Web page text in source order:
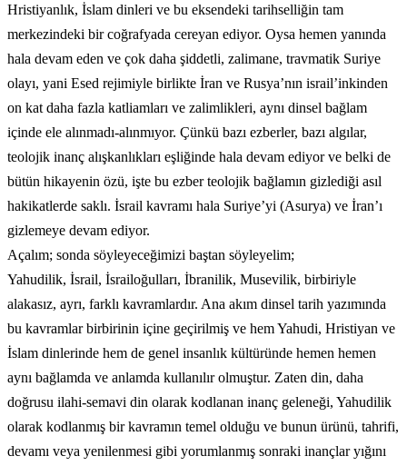
Hristiyanlık, İslam dinleri ve bu eksendeki tarihselliğin tam
merkezindeki bir coğrafyada cereyan ediyor. Oysa hemen yanında
hala devam eden ve çok daha şiddetli, zalimane, travmatik Suriye
olayı, yani Esed rejimiyle birlikte İran ve Rusya’nın israil’inkinden
on kat daha fazla katliamları ve zalimlikleri, aynı dinsel bağlam
içinde ele alınmadı-alınmıyor. Çünkü bazı ezberler, bazı algılar,
teolojik inanç alışkanlıkları eşliğinde hala devam ediyor ve belki de
bütün hikayenin özü, işte bu ezber teolojik bağlamın gizlediği asıl
hakikatlerde saklı. İsrail kavramı hala Suriye’yi (Asurya) ve İran’ı
gizlemeye devam ediyor.
Açalım; sonda söyleyeceğimizi baştan söyleyelim;
Yahudilik, İsrail, İsrailoğulları, İbranilik, Musevilik, birbiriyle
alakasız, ayrı, farklı kavramlardır. Ana akım dinsel tarih yazımında
bu kavramlar birbirinin içine geçirilmiş ve hem Yahudi, Hristiyan ve
İslam dinlerinde hem de genel insanlık kültüründe hemen hemen
aynı bağlamda ve anlamda kullanılır olmuştur. Zaten din, daha
doğrusu ilahi-semavi din olarak kodlanan inanç geleneği, Yahudilik
olarak kodlanmış bir kavramın temel olduğu ve bunun ürünü, tahrifi,
devamı veya yenilenmesi gibi yorumlanmış sonraki inançlar yığını